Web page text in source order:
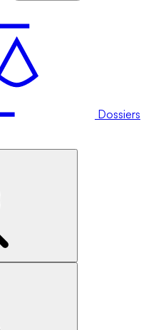
Dossiers